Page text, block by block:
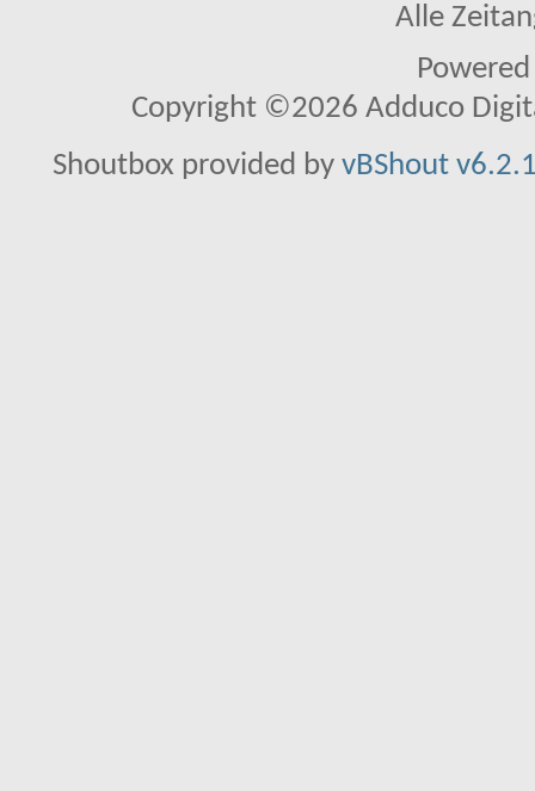
Alle
Copyright ©2026 Adduco
Shoutbox provided by vBShout